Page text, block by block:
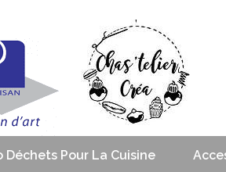
Déchets Pour La Cuisine